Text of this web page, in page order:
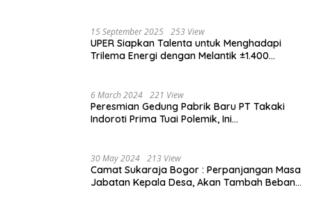
15 September 2025 253 View
UPER Siapkan Talenta untuk Menghadapi
Trilema Energi dengan Melantik ±1.400
6 March 2024 221 View
Peresmian Gedung Pabrik Baru PT Takaki
Indoroti Prima Tuai Polemik, Ini
30 May 2024 213 View
Camat Sukaraja Bogor : Perpanjangan Masa
Jabatan Kepala Desa, Akan Tambah Beban